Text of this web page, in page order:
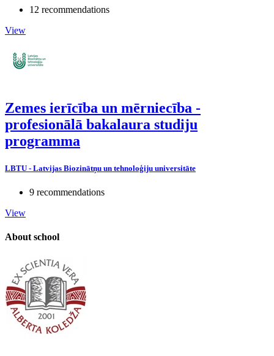
12 recommendations
View
Zemes ierīcība un mērniecība -
profesionālā bakalaura studiju
programma
LBTU - Latvijas Biozinātņu un tehnoloģiju universitāte
9 recommendations
View
About school